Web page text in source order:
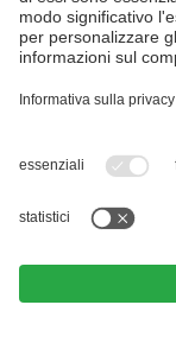
VIVODolomiti è il
montagna
Dolomiti,
Nonostante il lavoro
possono verificare
tutte le informazioni.
Per motivi di sicurezza,